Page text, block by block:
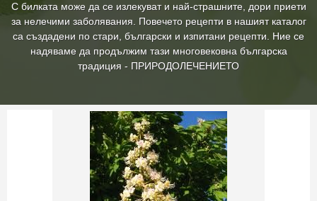
С билката може да се излекуват и най-страшните, дори приети
за нелечими заболявания. Повечето рецепти в нашият каталог
са създадени по стари, български и изпитани рецепти. Ние се
надяваме да продължим тази многовековна българска
традиция - ПРИРОДОЛЕЧЕНИЕТО